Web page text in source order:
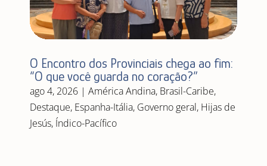
O Encontro dos Provinciais chega ao fim:
“O que você guarda no coração?”
ago 4, 2026| América Andina, Brasil-Caribe,
Destaque, Espanha-Itália, Governo geral, Hijas de
Jesús, Índico-Pacífico